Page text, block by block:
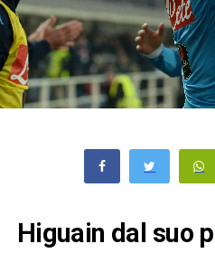
Higuain dal suo